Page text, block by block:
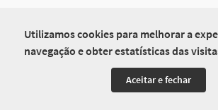
Utilizamos cookies para melhorar a
navegação e obter estatísticas das
Aceitar e fechar